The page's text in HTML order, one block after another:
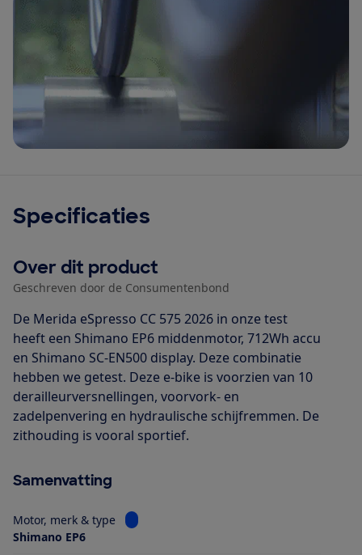
Specificaties
Over dit product
Geschreven door de Consumentenbond
De Merida eSpresso CC 575 2026 in onze test
heeft een Shimano EP6 middenmotor, 712Wh accu
en Shimano SC-EN500 display. Deze combinatie
hebben we getest. Deze e-bike is voorzien van 10
derailleurversnellingen, voorvork- en
zadelpenvering en hydraulische schijfremmen. De
zithouding is vooral sportief.
Samenvatting
Motor, merk & type
Bekijk informatie voor Motor, merk & type
Shimano EP6